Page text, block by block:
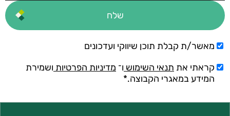
מאשר/ת קבלת תוכן שיווקי ועדכונים
קראתי את תנאי השימוש ו־ מדיניות הפרטיות ושמירת
המידע במאגרי הקבוצה.*